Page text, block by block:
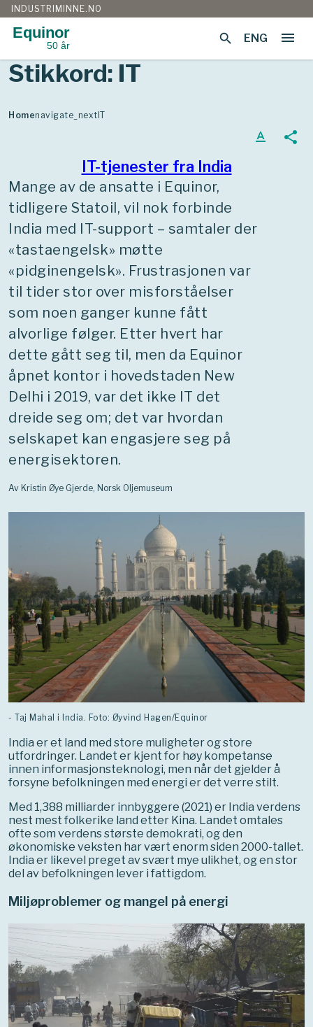
Gå
til
menu
INDUSTRIMINNE.NO
Equinor
50 år search ENG
Stikkord: IT
Homenavigate_next IT
IT-tjenester fra India
text_format share
Mange av de ansatte i Equinor,
tidligere Statoil, vil nok forbinde
India med IT-support – samtaler der
«tastaengelsk» møtte
«pidginengelsk». Frustrasjonen var
til tider stor over misforståelser
som noen ganger kunne fått
alvorlige følger. Etter hvert har
dette gått seg til, men da Equinor
åpnet kontor i hovedstaden New
Delhi i 2019, var det ikke IT det
dreide seg om; det var hvordan
selskapet kan engasjere seg på
energisektoren.
Av Kristin Øye Gjerde, Norsk Oljemuseum
- Taj Mahal i India. Foto: Øyvind Hagen/Equinor
India er et land med store muligheter og store
utfordringer. Landet er kjent for høy kompetanse
innen informasjonsteknologi, men når det gjelder å
forsyne befolkningen med energi er det verre stilt.
Med 1,388 milliarder innbyggere (2021) er India verdens
nest mest folkerike land etter Kina. Landet omtales
ofte som verdens største demokrati, og den
økonomiske veksten har vært enorm siden 2000-tallet.
India er likevel preget av svært mye ulikhet, og en stor
del av befolkningen lever i fattigdom.
Miljøproblemer og mangel på energi